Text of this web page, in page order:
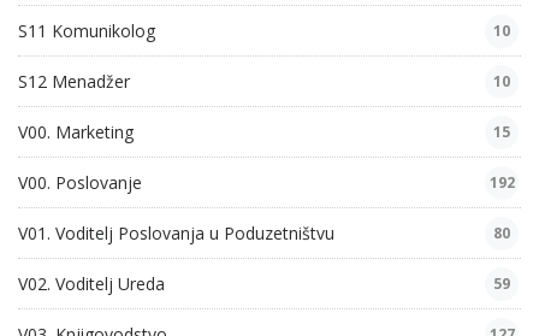
S11 Komunikolog 10
S12 Menadžer 10
V00. Marketing 15
V00. Poslovanje 192
V01. Voditelj Poslovanja u Poduzetništvu 80
V02. Voditelj Ureda 59